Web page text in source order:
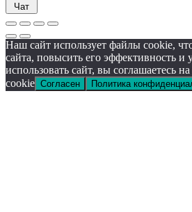
Чат
Наш сайт использует файлы cookie,
сайта, повысить его эффективность и
использовать сайт, вы соглашаетесь
cookie Согласен Политика